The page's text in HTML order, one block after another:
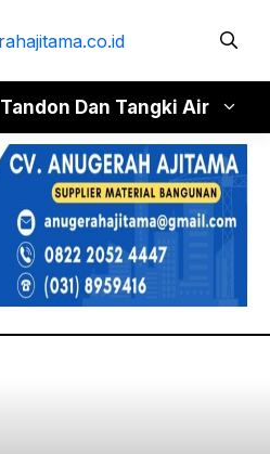
Tandon Dan Tangki Air